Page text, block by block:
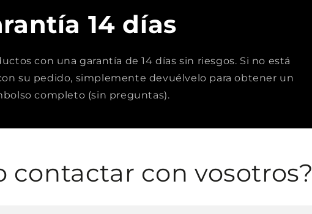
14 días
con una garantía de 14 días sin riesgos. Si no está
su pedido, simplemente devuélvelo para obtener un
completo (sin preguntas).
contactar con vosotros?